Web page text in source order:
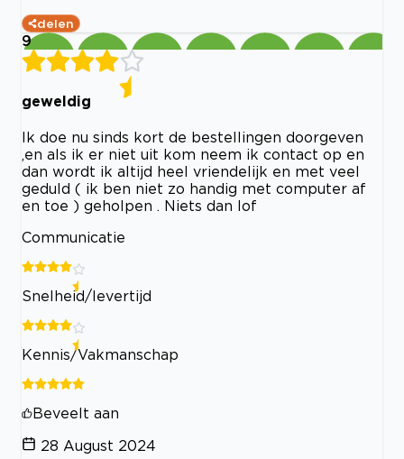
delen
9
geweldig
Ik doe nu sinds kort de bestellingen doorgeven
,en als ik er niet uit kom neem ik contact op en
dan wordt ik altijd heel vriendelijk en met veel
geduld ( ik ben niet zo handig met computer af
en toe ) geholpen . Niets dan lof
Communicatie
Snelheid/levertijd
Kennis/Vakmanschap
Beveelt aan
28 August 2024